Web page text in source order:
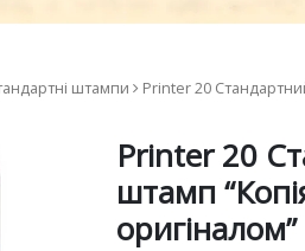
штампи
Printer 20
Printer 20
штамп
оригіналом”